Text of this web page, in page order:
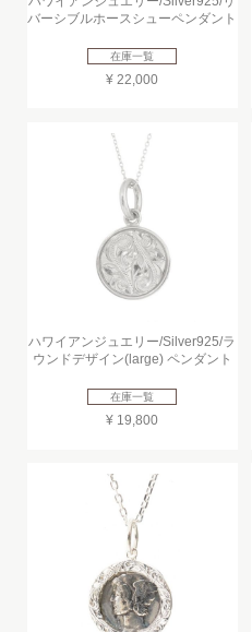
バーシブルホースシューペンダント
在庫一覧
¥ 22,000
ハワイアンジュエリー/Silver925/ラ
ウンドデザイン(large) ペンダント
在庫一覧
¥ 19,800